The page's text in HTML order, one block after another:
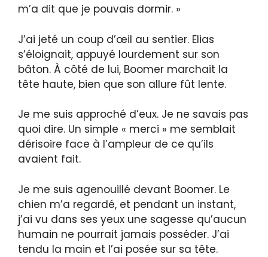
m’a dit que je pouvais dormir. »
J’ai jeté un coup d’œil au sentier. Elias
s’éloignait, appuyé lourdement sur son
bâton. À côté de lui, Boomer marchait la
tête haute, bien que son allure fût lente.
Je me suis approché d’eux. Je ne savais pas
quoi dire. Un simple « merci » me semblait
dérisoire face à l’ampleur de ce qu’ils
avaient fait.
Je me suis agenouillé devant Boomer. Le
chien m’a regardé, et pendant un instant,
j’ai vu dans ses yeux une sagesse qu’aucun
humain ne pourrait jamais posséder. J’ai
tendu la main et l’ai posée sur sa tête.